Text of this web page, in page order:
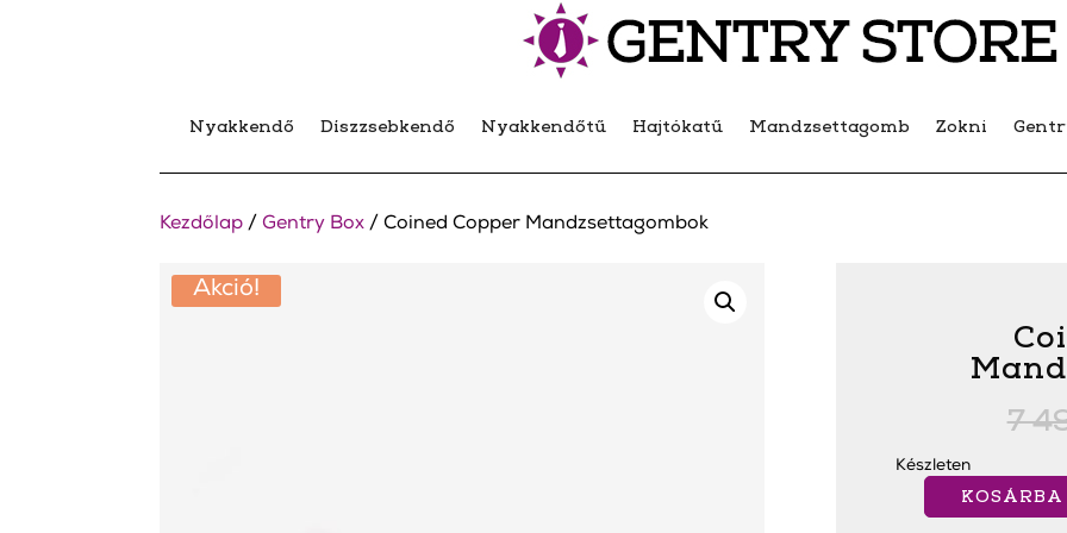
Nyakkendő Díszzsebkendő Nyakkendőtű Hajtókatű Mandzsettagomb Zokni
Kezdőlap /Gentry Box / Coined Copper Mandzsettagombok
Akció!
7
Készleten
Copper
KOSÁRBA